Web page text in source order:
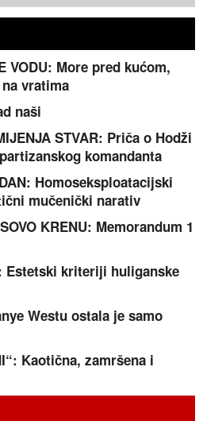
VODU: More pred kućom,
vratima
naši
STVAR: Priča o Hodži
komandanta
Homoseksploatacijski
mučenički narativ
KRENU: Memorandum 1
Estetski kriteriji huliganske
Westu ostala je samo
Kaotična, zamršena i